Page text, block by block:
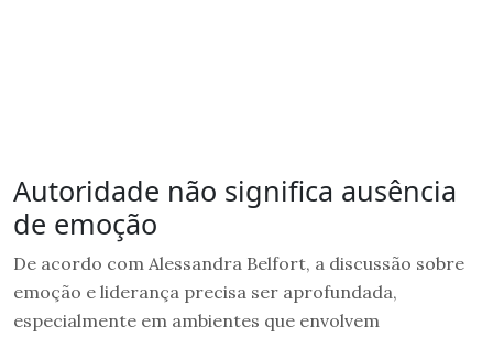
Autoridade não significa ausência
de emoção
De acordo com Alessandra Belfort, a discussão sobre
emoção e liderança precisa ser aprofundada,
especialmente em ambientes que envolvem